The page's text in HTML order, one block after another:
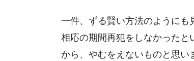
一件、ずる賢い方法のようにも
相応の期間再犯をしなかった
から、やむをえないものと思い